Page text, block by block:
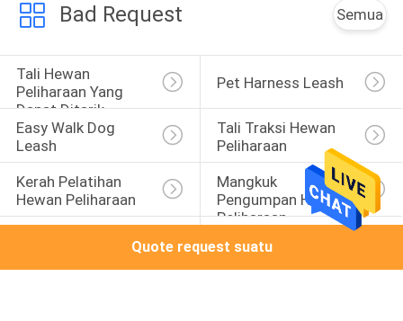
Bad Request Semua
Tali Hewan
Peliharaan Yang
Dapat Ditarik
Pet Harness Leash
Easy Walk Dog
Leash
Tali Traksi Hewan
Peliharaan
Kerah Pelatihan
Hewan Peliharaan
Mangkuk
Pengumpan Hewan
Peliharaan
Hewan Peliharaan
Hewan Peliharaan
Quote request suatu